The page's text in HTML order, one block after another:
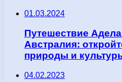
01.03.2024
Путешествие
Австралия:
природы и
04.02.2023